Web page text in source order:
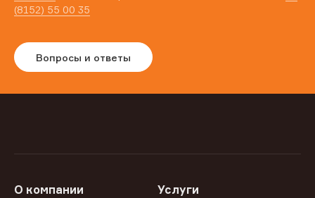
(8152) 55 00 35
Вопросы и ответы
О компании Услуги